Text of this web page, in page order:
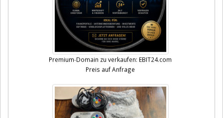
Premium-Domain zu verkaufen: EBIT24.com
Preis auf Anfrage